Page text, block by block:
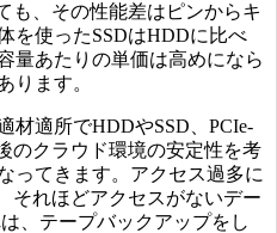
も、その性能差はピンからキ
を使ったSSDはHDDに比べ
量あたりの単価は高めになら
ります。
適所でHDDやSSD、PCIe-
のクラウド環境の安定性を考
ってきます。アクセス過多に
それほどアクセスがないデー
、テープバックアップをし